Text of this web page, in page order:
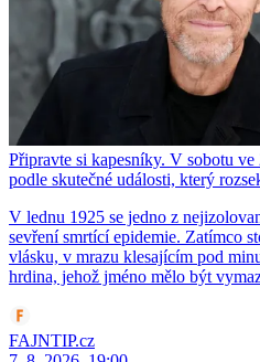
Připravte si kapesníky. V sobotu
podle skutečné události, který
V lednu 1925 se jedno z
sevření smrtící epidemie. Zatímco
vlásku, v mrazu klesajícím pod
hrdina, jehož jméno mělo být
FAJNTIP.cz